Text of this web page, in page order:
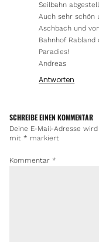
Seilbahn
Auch sehr schön
Aschbach und
Bahnhof Rabland
Paradies!
Andreas
Antworten
SCHREIBE EINEN KOMMENTAR
Deine E-Mail-Adresse
mit* markiert
Kommentar*